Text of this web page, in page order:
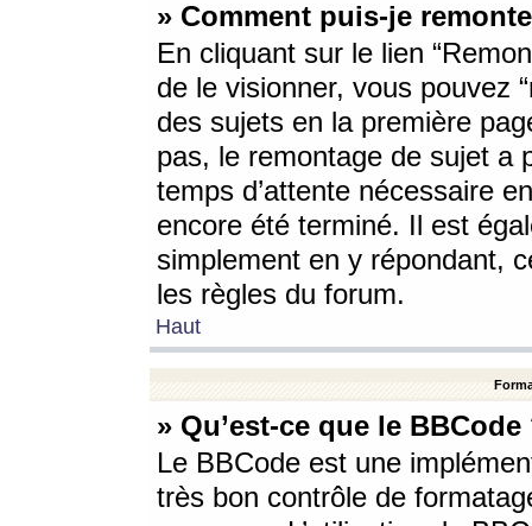
» Comment puis-je
En cliquant sur le lien
de le visionner, vous pouvez
des sujets en la première
pas, le remontage de sujet a
temps d’attente nécessaire
encore été terminé. Il est
simplement en y répondant,
les règles du forum.
Haut
» Qu’est-ce que le BBCode
Le BBCode est une
très bon contrôle de